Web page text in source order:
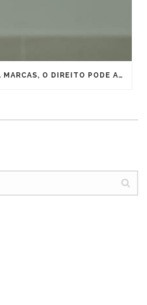
QUANDO A VIDA DEIXA MARCAS, O DIREITO PODE ANTECIPAR A APOSENTADORIA